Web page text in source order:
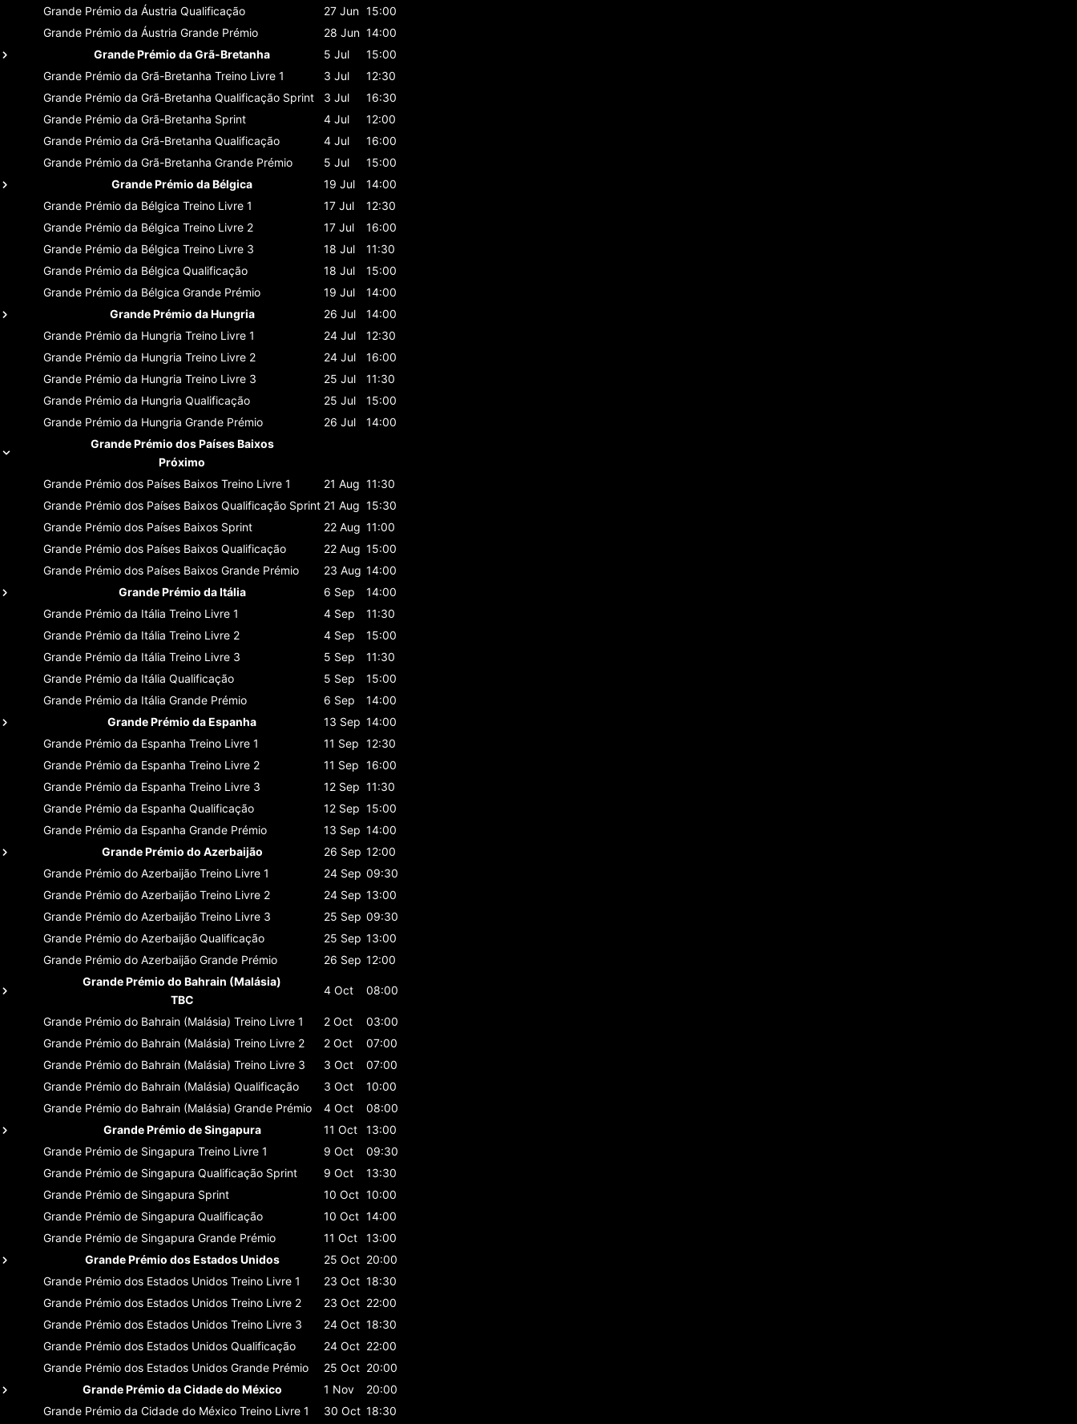
Grande Prémio da Áustria Qualificação 27 Jun 15:00
Grande Prémio da Áustria Grande Prémio 28 Jun 14:00
Grande Prémio da Grã-Bretanha
5 Jul
15:00
Grande Prémio da Grã-Bretanha Treino Livre 1 3 Jul
12:30
Grande Prémio da Grã-Bretanha Qualificação Sprint 3 Jul
16:30
Grande Prémio da Grã-Bretanha Sprint 4 Jul
12:00
Grande Prémio da Grã-Bretanha Qualificação 4 Jul
16:00
Grande Prémio da Grã-Bretanha Grande Prémio 5 Jul
15:00
Grande Prémio da Bélgica
19 Jul
14:00
Grande Prémio da Bélgica Treino Livre 1 17 Jul
12:30
Grande Prémio da Bélgica Treino Livre 2 17 Jul
16:00
Grande Prémio da Bélgica Treino Livre 3 18 Jul
11:30
Grande Prémio da Bélgica Qualificação 18 Jul
15:00
Grande Prémio da Bélgica Grande Prémio 19 Jul
14:00
Grande Prémio da Hungria
26 Jul
14:00
Grande Prémio da Hungria Treino Livre 1 24 Jul
12:30
Grande Prémio da Hungria Treino Livre 2 24 Jul
16:00
Grande Prémio da Hungria Treino Livre 3 25 Jul
11:30
Grande Prémio da Hungria Qualificação 25 Jul
15:00
Grande Prémio da Hungria Grande Prémio 26 Jul
14:00
Grande Prémio dos Países Baixos
Próximo
Grande Prémio dos Países Baixos Treino Livre 1 21 Aug 11:30
Grande Prémio dos Países Baixos Qualificação Sprint 21 Aug 15:30
Grande Prémio dos Países Baixos Sprint 22 Aug 11:00
Grande Prémio dos Países Baixos Qualificação 22 Aug 15:00
Grande Prémio dos Países Baixos Grande Prémio 23 Aug 14:00
Grande Prémio da Itália
6 Sep
14:00
Grande Prémio da Itália Treino Livre 1 4 Sep
11:30
Grande Prémio da Itália Treino Livre 2 4 Sep
15:00
Grande Prémio da Itália Treino Livre 3 5 Sep
11:30
Grande Prémio da Itália Qualificação 5 Sep
15:00
Grande Prémio da Itália Grande Prémio 6 Sep
14:00
Grande Prémio da Espanha
13 Sep 14:00
Grande Prémio da Espanha Treino Livre 1 11 Sep 12:30
Grande Prémio da Espanha Treino Livre 2 11 Sep 16:00
Grande Prémio da Espanha Treino Livre 3 12 Sep 11:30
Grande Prémio da Espanha Qualificação 12 Sep 15:00
Grande Prémio da Espanha Grande Prémio 13 Sep 14:00
Grande Prémio do Azerbaijão
26 Sep 12:00
Grande Prémio do Azerbaijão Treino Livre 1 24 Sep 09:30
Grande Prémio do Azerbaijão Treino Livre 2 24 Sep 13:00
Grande Prémio do Azerbaijão Treino Livre 3 25 Sep 09:30
Grande Prémio do Azerbaijão Qualificação 25 Sep 13:00
Grande Prémio do Azerbaijão Grande Prémio 26 Sep 12:00
Grande Prémio do Bahrain (Malásia)
TBC
4 Oct 08:00
Grande Prémio do Bahrain (Malásia) Treino Livre 1 2 Oct
03:00
Grande Prémio do Bahrain (Malásia) Treino Livre 2 2 Oct
07:00
Grande Prémio do Bahrain (Malásia) Treino Livre 3 3 Oct
07:00
Grande Prémio do Bahrain (Malásia) Qualificação 3 Oct
10:00
Grande Prémio do Bahrain (Malásia) Grande Prémio 4 Oct
08:00
Grande Prémio de Singapura
11 Oct
13:00
Grande Prémio de Singapura Treino Livre 1 9 Oct
09:30
Grande Prémio de Singapura Qualificação Sprint 9 Oct
13:30
Grande Prémio de Singapura Sprint 10 Oct 10:00
Grande Prémio de Singapura Qualificação 10 Oct 14:00
Grande Prémio de Singapura Grande Prémio 11 Oct
13:00
Grande Prémio dos Estados Unidos
25 Oct 20:00
Grande Prémio dos Estados Unidos Treino Livre 1 23 Oct 18:30
Grande Prémio dos Estados Unidos Treino Livre 2 23 Oct 22:00
Grande Prémio dos Estados Unidos Treino Livre 3 24 Oct 18:30
Grande Prémio dos Estados Unidos Qualificação 24 Oct 22:00
Grande Prémio dos Estados Unidos Grande Prémio 25 Oct 20:00
Grande Prémio da Cidade do México
1 Nov
20:00
Grande Prémio da Cidade do México Treino Livre 1 30 Oct 18:30